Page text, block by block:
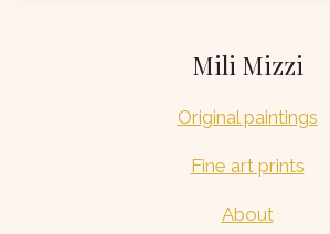
Mili Mizzi
Original paintings
Fine art prints
About